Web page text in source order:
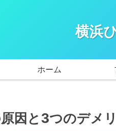
横浜
ホーム
因と3つのデメ